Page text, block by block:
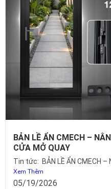
BẢN LỀ ẨN CMECH –
CỬA MỞ QUAY
Tin tức: BẢN LỀ ẨN CMECH –
Xem Thêm
05/19/2026